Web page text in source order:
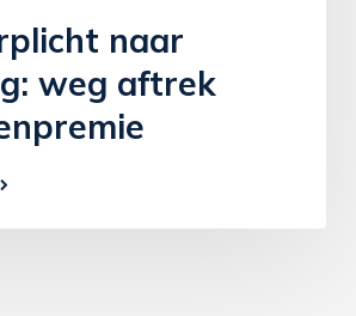
naar
weg aftrek